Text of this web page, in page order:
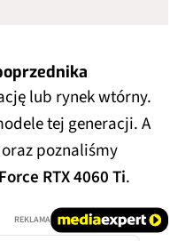
lub rynek wtórny.
tej generacji. A
poznaliśmy
RTX 4060 Ti.
REKLAMA